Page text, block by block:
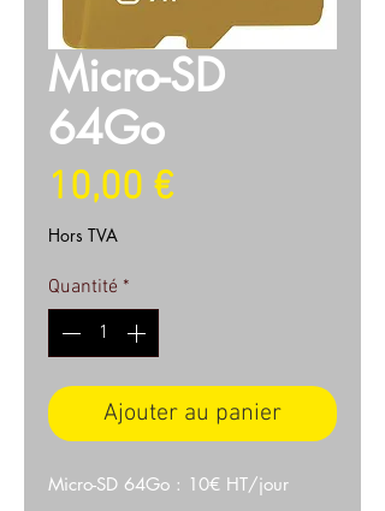
Micro-SD
64Go
10,00 €Prix
Hors TVA
Quantité *
Ajouter au panier
Micro-SD 64Go : 10€ HT/jour